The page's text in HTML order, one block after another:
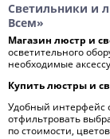
Светильники и
Всем»
Магазин люстр и
осветительного
необходимые
Купить люстры и
Удобный интерфейс
отфильтровать
по стоимости,